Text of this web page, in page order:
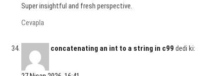
Super insightful and fresh perspective.
Cevapla
concatenating an int to a string in c99 dedi ki: